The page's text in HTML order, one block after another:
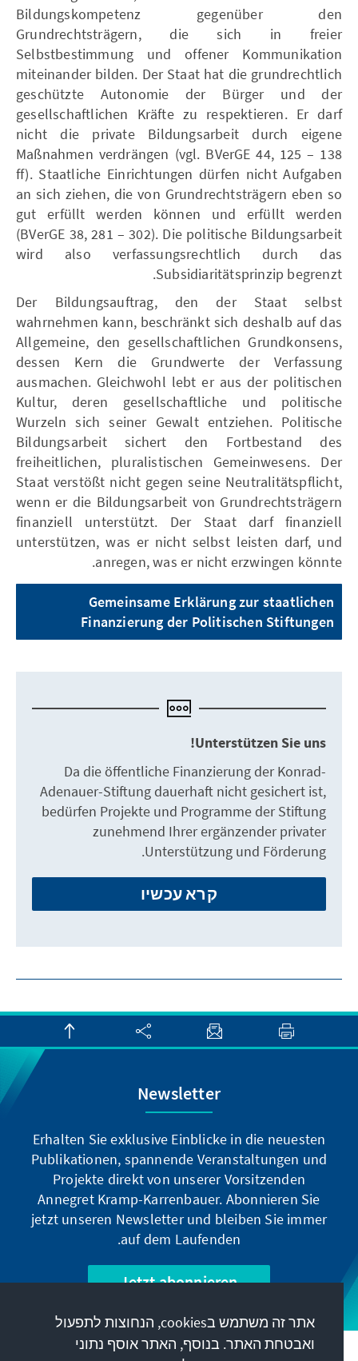
Bildungskompetenz gegenüber den
Grundrechtsträgern, die sich in freier
Selbstbestimmung und offener Kommunikation
miteinander bilden. Der Staat hat die grundrechtlich
geschützte Autonomie der Bürger und der
gesellschaftlichen Kräfte zu respektieren. Er darf
nicht die private Bildungsarbeit durch eigene
Maßnahmen verdrängen (vgl. BVerGE 44, 125 – 138
ff). Staatliche Einrichtungen dürfen nicht Aufgaben
an sich ziehen, die von Grundrechtsträgern eben so
gut erfüllt werden können und erfüllt werden
(BVerGE 38, 281 – 302). Die politische Bildungsarbeit
wird also verfassungsrechtlich durch das
Subsidiaritätsprinzip begrenzt.
Der Bildungsauftrag, den der Staat selbst
wahrnehmen kann, beschränkt sich deshalb auf das
Allgemeine, den gesellschaftlichen Grundkonsens,
dessen Kern die Grundwerte der Verfassung
ausmachen. Gleichwohl lebt er aus der politischen
Kultur, deren gesellschaftliche und politische
Wurzeln sich seiner Gewalt entziehen. Politische
Bildungsarbeit sichert den Fortbestand des
freiheitlichen, pluralistischen Gemeinwesens. Der
Staat verstößt nicht gegen seine Neutralitätspflicht,
wenn er die Bildungsarbeit von Grundrechtsträgern
finanziell unterstützt. Der Staat darf finanziell
unterstützen, was er nicht selbst leisten darf, und
anregen, was er nicht erzwingen könnte.
Gemeinsame Erklärung zur staatlichen
Finanzierung der Politischen Stiftungen
Unterstützen Sie uns!
Da die öffentliche Finanzierung der Konrad-
Adenauer-Stiftung dauerhaft nicht gesichert ist,
bedürfen Projekte und Programme der Stiftung
zunehmend Ihrer ergänzender privater
Unterstützung und Förderung.
קרא עכשיו
Newsletter
Erhalten Sie exklusive Einblicke in die neuesten
Publikationen, spannende Veranstaltungen und
Projekte direkt von unserer Vorsitzenden
Annegret Kramp-Karrenbauer. Abonnieren Sie
jetzt unseren Newsletter und bleiben Sie immer
auf dem Laufenden.
Jetzt abonnieren
אתר זה משתמש בcookies, הנחוצות לתפעול
ואבטחת האתר. בנוסף, האתר אוסף נתוני